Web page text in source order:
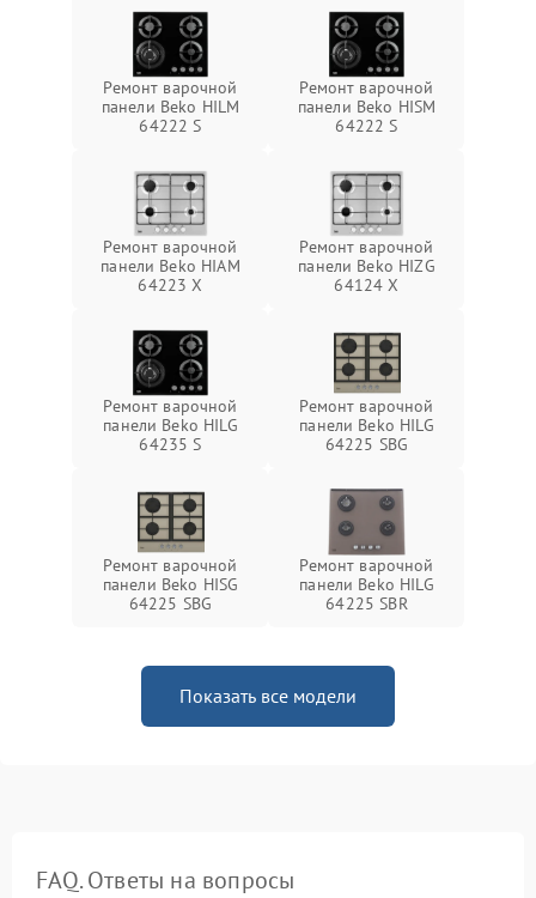
Ремонт варочной
панели Beko HILM
64222 S
Ремонт варочной
панели Beko HISM
64222 S
Ремонт варочной
панели Beko HIAM
64223 X
Ремонт варочной
панели Beko HIZG
64124 X
Ремонт варочной
панели Beko HILG
64235 S
Ремонт варочной
панели Beko HILG
64225 SBG
Ремонт варочной
панели Beko HISG
64225 SBG
Ремонт варочной
панели Beko HILG
64225 SBR
Показать все модели
FAQ. Ответы на вопросы